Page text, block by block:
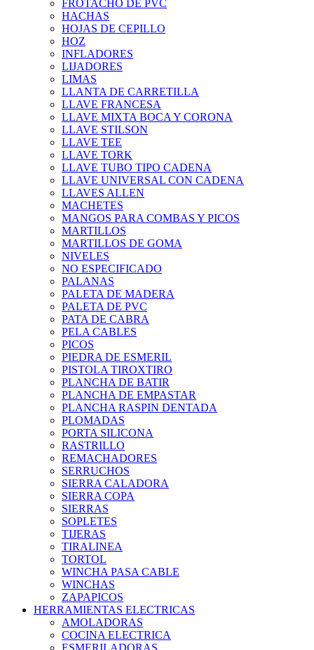
FROTACHO DE PVC
HACHAS
HOJAS DE CEPILLO
HOZ
INFLADORES
LIJADORES
LIMAS
LLANTA DE CARRETILLA
LLAVE FRANCESA
LLAVE MIXTA BOCA Y CORONA
LLAVE STILSON
LLAVE TEE
LLAVE TORK
LLAVE TUBO TIPO CADENA
LLAVE UNIVERSAL CON CADENA
LLAVES ALLEN
MACHETES
MANGOS PARA COMBAS Y PICOS
MARTILLOS
MARTILLOS DE GOMA
NIVELES
NO ESPECIFICADO
PALANAS
PALETA DE MADERA
PALETA DE PVC
PATA DE CABRA
PELA CABLES
PICOS
PIEDRA DE ESMERIL
PISTOLA TIROXTIRO
PLANCHA DE BATIR
PLANCHA DE EMPASTAR
PLANCHA RASPIN DENTADA
PLOMADAS
PORTA SILICONA
RASTRILLO
REMACHADORES
SERRUCHOS
SIERRA CALADORA
SIERRA COPA
SIERRAS
SOPLETES
TIJERAS
TIRALINEA
TORTOL
WINCHA PASA CABLE
WINCHAS
ZAPAPICOS
HERRAMIENTAS ELECTRICAS
AMOLADORAS
COCINA ELECTRICA